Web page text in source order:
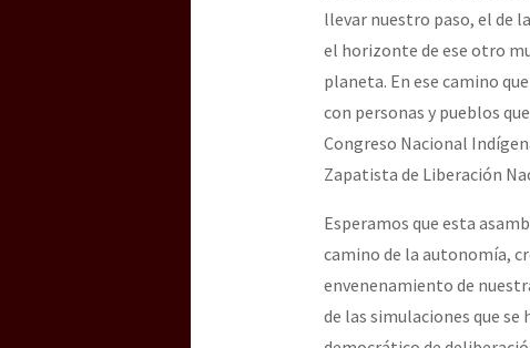
llevar nuestro paso, el de
el horizonte de ese otro
planeta. En ese camino
con personas y pueblos
Congreso Nacional
Zapatista de Liberación
Esperamos que esta
camino de la autonomía,
envenenamiento de
de las simulaciones que